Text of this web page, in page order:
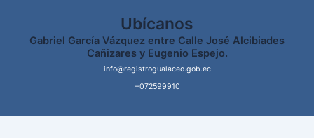
Ubícanos
Gabriel García Vázquez entre Calle José Alcibiades
Cañizares y Eugenio Espejo.
info@registrogualaceo.gob.ec
+072599910